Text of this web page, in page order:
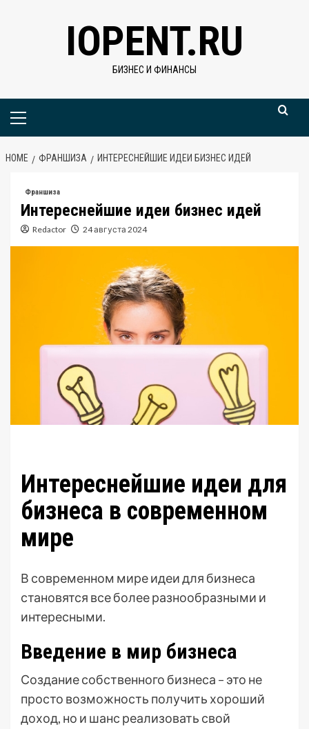
IOPENT.RU
БИЗНЕС И ФИНАНСЫ
Primary
HOME ФРАНШИЗА ИНТЕРЕСНЕЙШИЕ ИДЕИ БИЗНЕС ИДЕЙ
Франшиза
Интереснейшие идеи бизнес идей
Redactor 24 августа 2024
Интереснейшие идеи для
бизнеса в современном
мире
В современном мире идеи для бизнеса
становятся все более разнообразными и
интересными.
Введение в мир бизнеса
Создание собственного бизнеса – это не
просто возможность получить хороший
доход, но и шанс реализовать свой